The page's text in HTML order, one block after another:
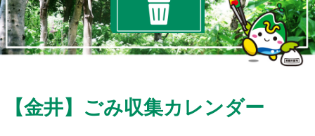
【金井】 ごみ収集カレンダー